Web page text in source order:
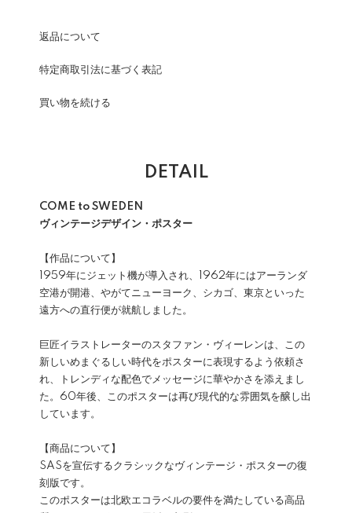
返品について
特定商取引法に基づく表記
買い物を続ける
DETAIL
COME to SWEDEN
ヴィンテージデザイン・ポスター
【作品について】
1959年にジェット機が導入され、1962年にはアーランダ
空港が開港、やがてニューヨーク、シカゴ、東京といった
遠方への直行便が就航しました。
巨匠イラストレーターのスタファン・ヴィーレンは、この
新しいめまぐるしい時代をポスターに表現するよう依頼さ
れ、トレンディな配色でメッセージに華やかさを添えまし
た。60年後、このポスターは再び現代的な雰囲気を醸し出
しています。
【商品について】
SASを宣伝するクラシックなヴィンテージ・ポスターの復
刻版です。
このポスターは北欧エコラベルの要件を満たしている高品